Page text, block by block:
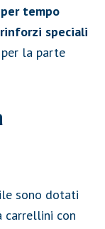
tempo
speciali
per la parte
sono dotati
carrellini con